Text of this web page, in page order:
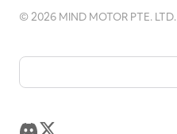
©2026 MIND MOTOR PTE. LTD.